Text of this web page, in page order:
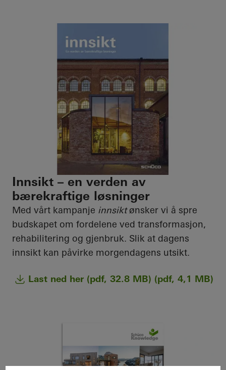
Innsikt – en verden av
bærekraftige løsninger
Med vårt kampanje innsiktønsker vi å spre
budskapet om fordelene ved transformasjon,
rehabilitering og gjenbruk. Slik at dagens
innsikt kan påvirke morgendagens utsikt.
Last ned her (pdf, 32.8 MB) (pdf, 4,1 MB)